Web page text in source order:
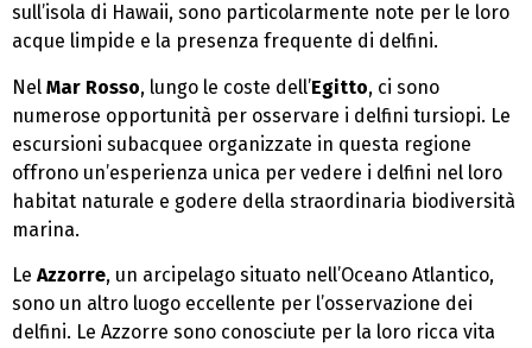
sull’isola di Hawaii, sono particolarmente note per le loro
acque limpide e la presenza frequente di delfini.
Nel Mar Rosso, lungo le coste dell’Egitto, ci sono
numerose opportunità per osservare i delfini tursiopi. Le
escursioni subacquee organizzate in questa regione
offrono un’esperienza unica per vedere i delfini nel loro
habitat naturale e godere della straordinaria biodiversità
marina.
Le Azzorre, un arcipelago situato nell’Oceano Atlantico,
sono un altro luogo eccellente per l’osservazione dei
delfini. Le Azzorre sono conosciute per la loro ricca vita